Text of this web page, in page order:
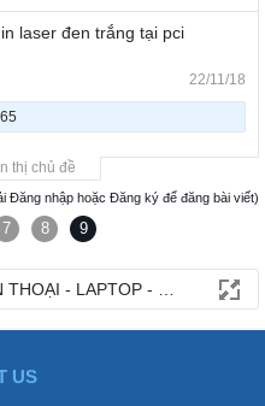
laser đen trắng tại pci
22/11/18
thị chủ đề
Đăng nhập hoặc Đăng ký để đăng bài viết)
7 8 9
THOẠI - LAPTOP - MÁY TÍNH
US